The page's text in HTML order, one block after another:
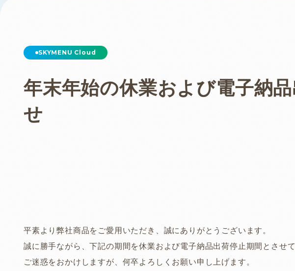
年末年始の休業および電子納
せ
平素より弊社商品をご愛用いただき、誠にありがとうございます。
誠に勝手ながら、下記の期間を休業および電子納品出荷停止期間とさせて
ご迷惑をおかけしますが、何卒よろしくお願い申し上げます。